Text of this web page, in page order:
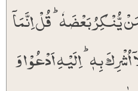
یُّنۡکِرُ بَعۡضَہٗ ؕ قُلۡ اِنَّمَاۤ
اُشۡرِکَ بِہٖ ؕ اِلَیۡہِ اَدۡعُوۡا وَ